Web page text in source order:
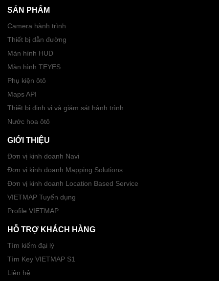
SẢN PHẨM
Camera hành trình
Thiết bị dẫn đường
Màn hình HUD
Màn hình TEYES
Phụ kiện ôtô
Maps API
Thiết bị định vị và giám sát hành trình
Nước hoa ôtô
GIỚI THIỆU
Đơn vị kinh doanh Navi
Đơn vị kinh doanh Mapping Solutions
Đơn vị kinh doanh Location Based Service
VIETMAP Tuyển dụng
Profile VIETMAP
HỖ TRỢ KHÁCH HÀNG
Tìm kiếm đại lý
Tìm Key VIETMAP S1
Liên hệ